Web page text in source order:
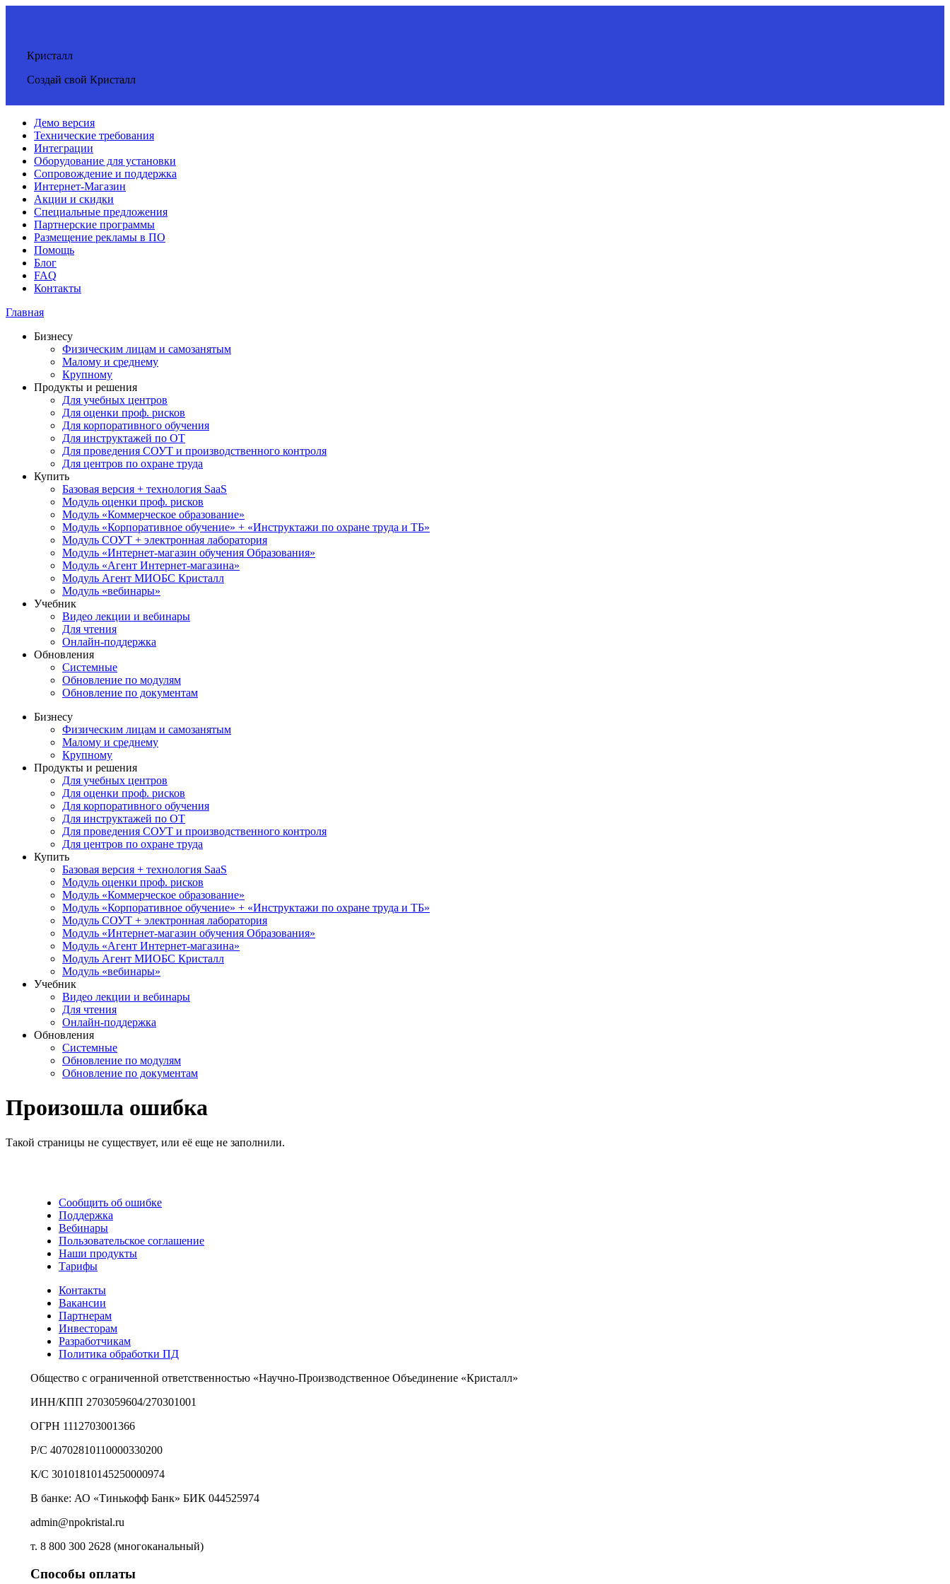
Кристалл
Создай свой Кристалл
Демо версия
Технические требования
Интеграции
Оборудование для установки
Сопровождение и поддержка
Интернет-Магазин
Акции и скидки
Специальные предложения
Партнерские программы
Размещение рекламы в ПО
Помощь
Блог
FAQ
Контакты
Главная
Бизнесу
Физическим лицам и самозанятым
Малому и среднему
Крупному
Продукты и решения
Для учебных центров
Для оценки проф. рисков
Для корпоративного обучения
Для инструктажей по ОТ
Для проведения СОУТ и производственного контроля
Для центров по охране труда
Купить
Базовая версия + технология SaaS
Модуль оценки проф. рисков
Модуль «Коммерческое образование»
Модуль «Корпоративное обучение» + «Инструктажи по охране труда и ТБ»
Модуль СОУТ + электронная лаборатория
Модуль «Интернет-магазин обучения Образования»
Модуль «Агент Интернет-магазина»
Модуль Агент МИОБС Кристалл
Модуль «вебинары»
Учебник
Видео лекции и вебинары
Для чтения
Онлайн-поддержка
Обновления
Системные
Обновление по модулям
Обновление по документам
Бизнесу
Физическим лицам и самозанятым
Малому и среднему
Крупному
Продукты и решения
Для учебных центров
Для оценки проф. рисков
Для корпоративного обучения
Для инструктажей по ОТ
Для проведения СОУТ и производственного контроля
Для центров по охране труда
Купить
Базовая версия + технология SaaS
Модуль оценки проф. рисков
Модуль «Коммерческое образование»
Модуль «Корпоративное обучение» + «Инструктажи по охране труда и ТБ»
Модуль СОУТ + электронная лаборатория
Модуль «Интернет-магазин обучения Образования»
Модуль «Агент Интернет-магазина»
Модуль Агент МИОБС Кристалл
Модуль «вебинары»
Учебник
Видео лекции и вебинары
Для чтения
Онлайн-поддержка
Обновления
Системные
Обновление по модулям
Обновление по документам
Произошла ошибка
Такой страницы не существует, или её еще не заполнили.
Сообщить об ошибке
Поддержка
Вебинары
Пользовательское соглашение
Наши продукты
Тарифы
Контакты
Вакансии
Партнерам
Инвесторам
Разработчикам
Политика обработки ПД
Общество с ограниченной ответственностью «Научно-Производственное Объединение «Кристалл»
ИНН/КПП 2703059604/270301001
ОГРН 1112703001366
Р/С 40702810110000330200
К/С 30101810145250000974
В банке: АО «Тинькофф Банк» БИК 044525974
admin@npokristal.ru
т. 8 800 300 2628 (многоканальный)
Способы оплаты